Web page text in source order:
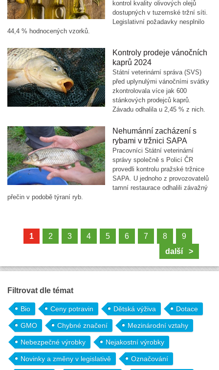
kontrol kvality olivových olejů
dostupných v tuzemské tržní síti.
Legislativní požadavky nesplnilo
44,4 % hodnocených vzorků.
Kontroly prodeje vánočních
kaprů 2024
Státní veterinární správa (SVS)
před uplynulými vánočními svátky
zkontrolovala více jak 600
stánkových prodejců kaprů.
Závadu odhalila u 2,45 % z nich.
Nehumánní zacházení s
rybami v tržnici SAPA
Pracovníci Státní veterinární
správy společně s Policí ČR
provedli kontrolu pražské tržnice
SAPA. U jednoho z provozovatelů
tamní restaurace odhalili závažný
přečin v podobě týraní ryb.
1 2 3 4 5 6 7 8
9
další >
Filtrovat dle témat
Bio Ceny potravin Dětská výživa Dotace
GMO Chybné značení Mezinárodní vztahy
Nebezpečné výrobky Nejakostní výrobky
Novinky a změny v legislativě Označování